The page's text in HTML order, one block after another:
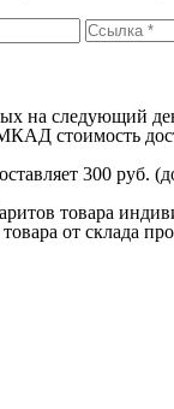
на следующий
стоимость
300 руб.
товара
товара от склада